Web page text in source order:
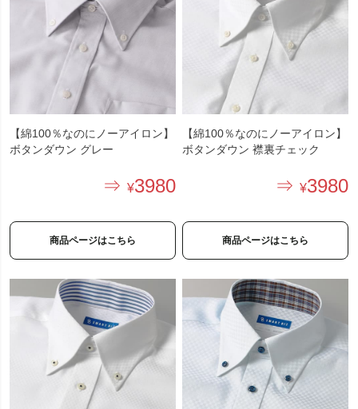
【綿100％なのにノーアイロン】
ボタンダウン グレー
3980
商品ページはこちら
【綿100％なのにノーアイロン】
ボタンダウン 襟裏チェック
3980
商品ページはこちら